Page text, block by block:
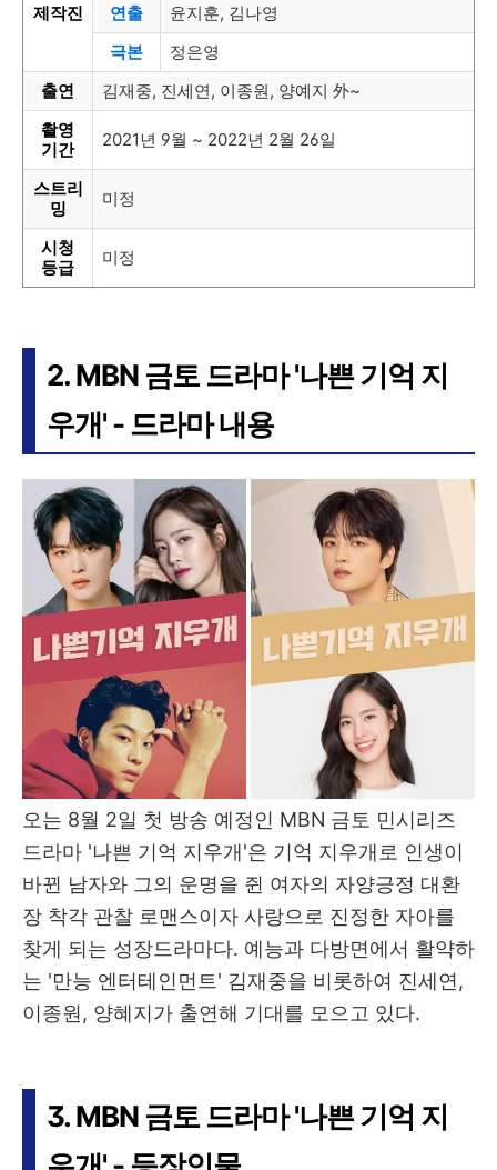
제작진
연출
윤지훈, 김나영
극본
정은영
출연
김재중, 진세연, 이종원, 양예지 外~
촬영
기간
2021년 9월 ~ 2022년 2월 26일
스트리
밍
미정
시청
등급
미정
2. MBN 금토 드라마 '나쁜 기억 지
우개' - 드라마 내용
오는 8월 2일 첫 방송 예정인 MBN 금토 민시리즈
드라마 '나쁜 기억 지우개'은 기억 지우개로 인생이
바뀐 남자와 그의 운명을 쥔 여자의 자양긍정 대환
장 착각 관찰 로맨스이자 사랑으로 진정한 자아를
찾게 되는 성장드라마다. 예능과 다방면에서 활약하
는 '만능 엔터테인먼트' 김재중을 비롯하여 진세연,
이종원, 양혜지가 출연해 기대를 모으고 있다.
3. MBN 금토 드라마 '나쁜 기억 지